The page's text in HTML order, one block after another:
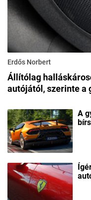
Erdős Norbert
Állítólag
autójától, szerinte a
A